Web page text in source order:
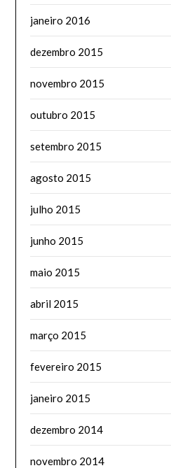
janeiro 2016
dezembro 2015
novembro 2015
outubro 2015
setembro 2015
agosto 2015
julho 2015
junho 2015
maio 2015
abril 2015
março 2015
fevereiro 2015
janeiro 2015
dezembro 2014
novembro 2014